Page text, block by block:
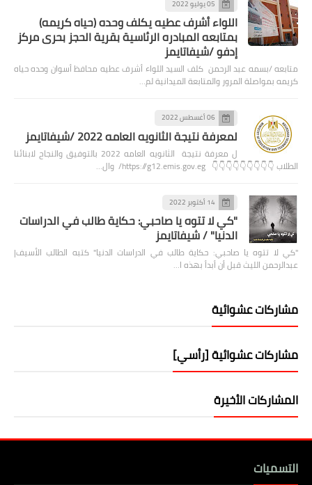
05 يوليو 2022
اللواء أشرف عطيه يكلف وحده (حياه كريمه)
بمتابعه المبادره الرئاسية بقرية الحجز بحرى مركز
إدفو /شيفاتايمز
متابعه /بسمه عبد الرحمن كلف السيد اللواء أشرف عطيه محافظ أسوان وحده حياه
كريمه بمواصلة المرور والمتابعة الميدانية لم…
06 أغسطس 2022
لمعرفة نتيجة الثانويه العامه 2022 /شيفاتايمز
ل معرفة نتيجة الثانويه العامه 2022 بالتوفيق والنجاح لابنائنا
الطلاب 👇👇👇👇👇👇👇👇👇 https://g12.emis.gov.eg/ وال…
14 أكتوبر 2022
"كي لا تتوه يا صاحبي: حكاية طالب في الدراسات
الدنيا" / شيفاتايمز
"كي لا تتوه يا صاحبي: حكاية طالب في الدراسات الدنيا" كتبه الطالب الأسيف|
عبدالرحمن الليث قبل أن أبدأ بهذه ا…
مشاركات عشوائية
مشاركات عشوائية [رأسي]
المشاركات الأخيرة
التسميات